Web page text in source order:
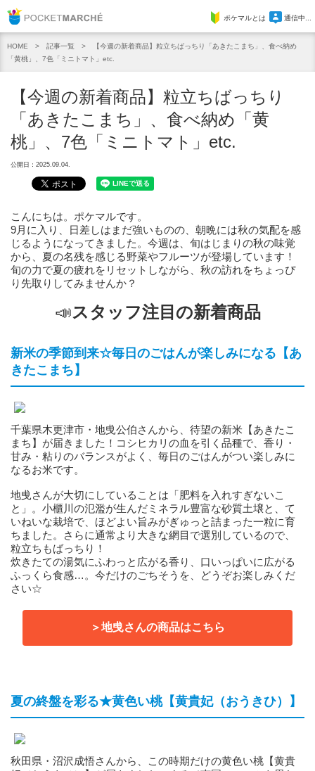
Pocket Marcheポケマルとは 通信中...
HOME 記事一覧
【今週の新着商品】粒立ちばっちり「あきたこまち」、食べ納め
「黄桃」、7色「ミニトマト」etc.
【今週の新着商品】粒立ちばっちり
「あきたこまち」、食べ納め「黄
桃」、7色「ミニトマト」etc.
公開日：2025.09.04.
こんにちは。ポケマルです。
9月に入り、日差しはまだ強いものの、朝晩には秋の気配を感
じるようになってきました。今週は、旬はじまりの秋の味覚
から、夏の名残を感じる野菜やフルーツが登場しています！
旬の力で夏の疲れをリセットしながら、秋の訪れをちょっぴ
り先取りしてみませんか？
📣スタッフ注目の新着商品
新米の季節到来☆毎日のごはんが楽しみになる【あ
きたこまち】
千葉県木更津市・地曵公伯さんから、待望の新米【あきたこ
まち】が届きました！コシヒカリの血を引く品種で、香り・
甘み・粘りのバランスがよく、毎日のごはんがつい楽しみに
なるお米です。
地曵さんが大切にしていることは「肥料を入れすぎないこ
と」。小櫃川の氾濫が生んだミネラル豊富な砂質土壌と、て
いねいな栽培で、ほどよい旨みがぎゅっと詰まった一粒に育
ちました。さらに通常より大きな網目で選別しているので、
粒立ちもばっちり！
炊きたての湯気にふわっと広がる香り、口いっぱいに広がる
ふっくら食感…。今だけのごちそうを、どうぞお楽しみくだ
さい☆
＞地曵さんの商品はこちら
夏の終盤を彩る★黄色い桃【黄貴妃（おうきひ）】
秋田県・沼沢成悟さんから、この時期だけの黄色い桃【黄貴